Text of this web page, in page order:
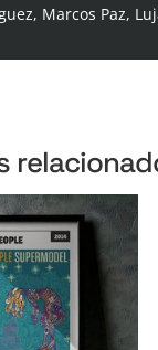
Marcos Paz,